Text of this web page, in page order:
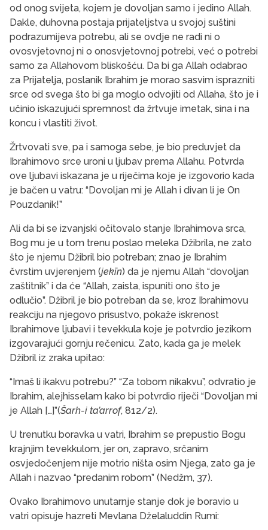
od onog svijeta, kojem je dovoljan samo i jedino Allah.
Dakle, duhovna postaja prijateljstva u svojoj suštini
podrazumijeva potrebu, ali se ovdje ne radi ni o
ovosvjetovnoj ni o onosvjetovnoj potrebi, već o potrebi
samo za Allahovom bliskošću. Da bi ga Allah odabrao
za Prijatelja, poslanik Ibrahim je morao sasvim isprazniti
srce od svega što bi ga moglo odvojiti od Allaha, što je i
učinio iskazujući spremnost da žrtvuje imetak, sina i na
koncu i vlastiti život.
Žrtvovati sve, pa i samoga sebe, je bio preduvjet da
Ibrahimovo srce uroni u ljubav prema Allahu. Potvrda
ove ljubavi iskazana je u riječima koje je izgovorio kada
je bačen u vatru: “Dovoljan mi je Allah i divan li je On
Pouzdanik!”
Ali da bi se izvanjski očitovalo stanje Ibrahimova srca,
Bog mu je u tom trenu poslao meleka Džibrila, ne zato
što je njemu Džibril bio potreban; znao je Ibrahim
čvrstim uvjerenjem (jekīn) da je njemu Allah “dovoljan
zaštitnik” i da će “Allah, zaista, ispuniti ono što je
odlučio”. Džibril je bio potreban da se, kroz Ibrahimovu
reakciju na njegovo prisustvo, pokaže iskrenost
Ibrahimove ljubavi i tevekkula koje je potvrdio jezikom
izgovarajući gornju rečenicu. Zato, kada ga je melek
Džibril iz zraka upitao:
“Imaš li ikakvu potrebu?” “Za tobom nikakvu”, odvratio je
Ibrahim, alejhisselam kako bi potvrdio riječi “Dovoljan mi
je Allah […]”(Šarh-i ta’arrof, 812/2).
U trenutku boravka u vatri, Ibrahim se prepustio Bogu
krajnjim tevekkulom, jer on, zapravo, srčanim
osvjedočenjem nije motrio ništa osim Njega, zato ga je
Allah i nazvao “predanim robom” (Nedžm, 37).
Ovako Ibrahimovo unutarnje stanje dok je boravio u
vatri opisuje hazreti Mevlana Dželaluddin Rumi: